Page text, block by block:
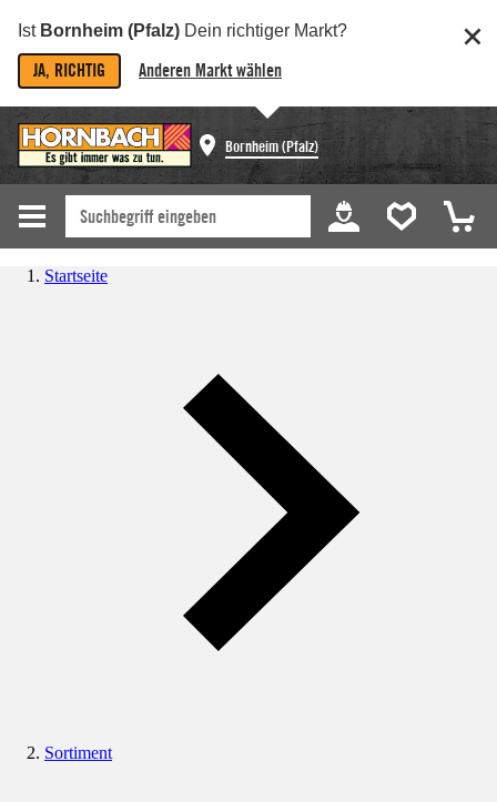
Ist Bornheim (Pfalz) Dein richtiger Markt?
JA, RICHTIG Anderen Markt wählen
Bornheim (Pfalz)
Startseite
Sortiment